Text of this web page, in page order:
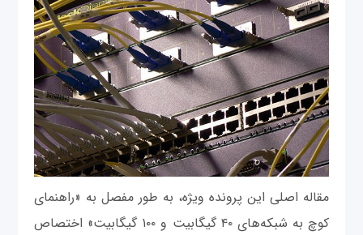
مقاله اصلی این پرونده ویژه، به طور مفصل به «راهنمای
کوچ به شبکه‌های ۴۰ گیگابیت و ۱۰۰ گیگابیت» اختصاص